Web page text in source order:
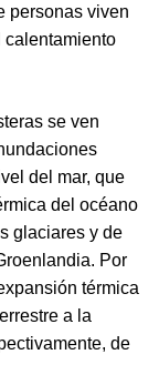
personas viven
calentamiento
se ven
del mar, que
del océano
glaciares y de
Por
térmica
a la
de